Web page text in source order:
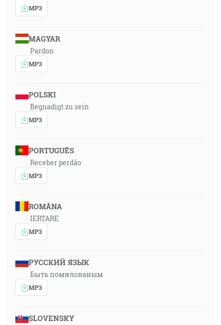
MP3
MAGYAR
Pardon
MP3
POLSKI
Begnadigt zu sein
MP3
PORTUGUÊS
Receber perdão
MP3
ROMÂNA
IERTARE
MP3
РУССКИЙ ЯЗЫК
Быть помилованым
MP3
SLOVENSKY